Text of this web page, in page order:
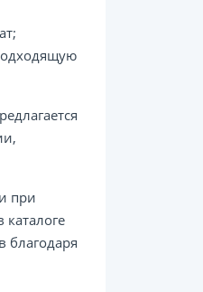
при
благодаря